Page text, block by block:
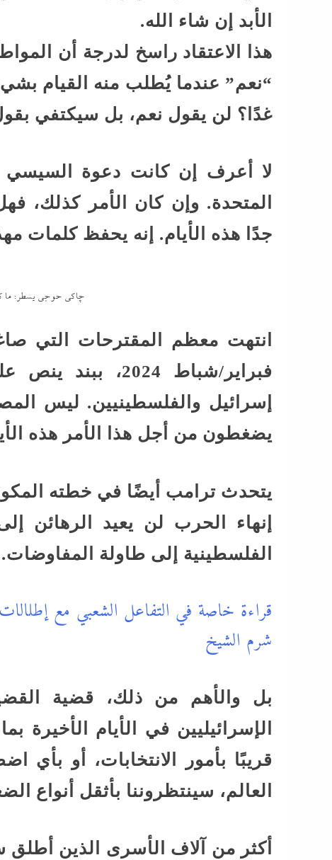
الأبد إن شاء الله.
هذا الاعتقاد راسخ لدرجة أن
“نعم” عندما يُطلب منه القيام
غدًا؟ لن يقول نعم، بل سيكتفي
لا أعرف إن كانت دعوة
المتحدة. وإن كان الأمر
جدًا هذه الأيام. إنه يحفظ كلمات
چاكى حوجى يسطر: ما
انتهت معظم المقترحات التي
فبراير/شباط
إسرائيل والفلسطينيين. ليس
يضغطون من أجل هذا الأمر هذه
إنهاء الحرب لن يعيد الرهائن
الفلسطينية إلى طاولة المفاوضات.
قراءة خاصة في التفاعل الشعبي مع
شرم الشيخ
بل والأهم من ذلك، قضية
الإسرائيليين في الأيام
قريبًا بأمور الانتخابات، أو
العالم، سينتظروننا بأثقل أنواع
أكثر من آلاف الأسرى الذين أطلق